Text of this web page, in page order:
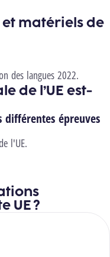
et matériels de
des langues 2022.
de l’UE est-
épreuves
l'UE.
UE ?